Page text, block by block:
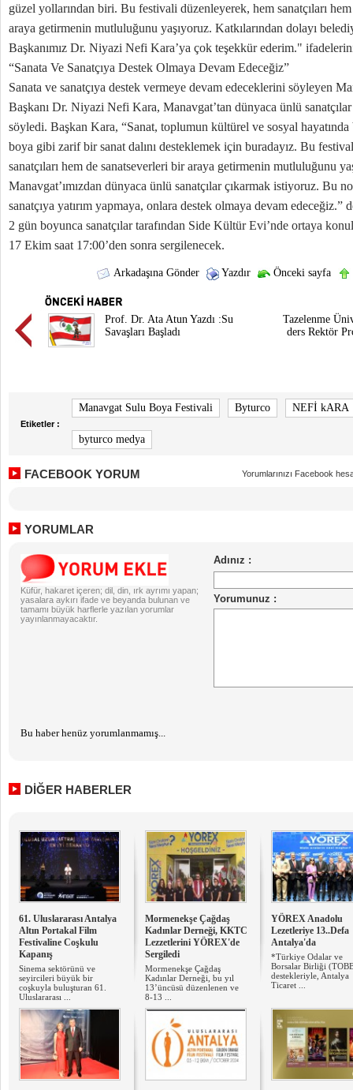
güzel yollarından biri. Bu festivali düzenleyerek, hem sanatçıları
araya getirmenin mutluluğunu yaşıyoruz. Katkılarından dolayı
Başkanımız Dr. Niyazi Nefi Kara’ya çok teşekkür ederim."
“Sanata Ve Sanatçıya Destek Olmaya Devam Edeceğiz”
Sanata ve sanatçıya destek vermeye devam edeceklerini söyleyen
Başkanı Dr. Niyazi Nefi Kara, Manavgat’tan dünyaca ünlü
söyledi. Başkan Kara, “Sanat, toplumun kültürel ve sosyal
boya gibi zarif bir sanat dalını desteklemek için buradayız. Bu
sanatçıları hem de sanatseverleri bir araya getirmenin mutluluğunu
Manavgat’ımızdan dünyaca ünlü sanatçılar çıkarmak istiyoruz. Bu
sanatçıya yatırım yapmaya, onlara destek olmaya devam edeceğiz.”
2 gün boyunca sanatçılar tarafından Side Kültür Evi’nde ortaya
17 Ekim saat 17:00’den sonra sergilenecek.
Arkadaşına Gönder Yazdır Önceki sayfa
Prof. Dr. Ata Atun Yazdı :Su
Savaşları Başladı
Tazelenme
ders Rektör
Etiketler :
Manavgat Sulu Boya Festivali Byturco NEFİ kARA
byturco medya
FACEBOOK YORUM Yorumlarınızı Facebook
YORUMLAR
Küfür, hakaret içeren; dil, din, ırk ayrımı yapan;
yasalara aykırı ifade ve beyanda bulunan ve
tamamı büyük harflerle yazılan yorumlar
yayınlanmayacaktır.
Bu haber henüz yorumlanmamış...
DİĞER HABERLER
61. Uluslararası Antalya
Altın Portakal Film
Festivaline Coşkulu
Kapanış
Sinema sektörünü ve
seyircileri büyük bir
coşkuyla buluşturan 61.
Uluslararası ...
Mormenekşe Çağdaş
Kadınlar Derneği, KKTC
Lezzetlerini YÖREX'de
Sergiledi
Mormenekşe Çağdaş
Kadınlar Derneği, bu yıl
13’üncüsü düzenlenen ve
8-13 ...
YÖREX Anadolu
Lezetleriye 13..Defa
Antalya'da
*Türkiye Odalar ve
Borsalar Birliği
destekleriyle, Antalya
Ticaret ...